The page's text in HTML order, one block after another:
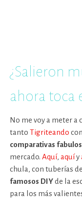
¿Salieron
ahora toca
No me voy a meter a
tanto Tigriteando
comparativas
mercado. Aquí, aquíy
chula, con tuberías
famosos DIYde la
para los más